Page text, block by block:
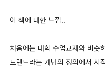
이 책에 대한 느낌..
처음에는 대학 수업교재와 비슷
트랜드라는 개념의 정의에서 시